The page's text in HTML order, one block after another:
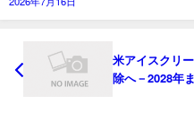
米アイスクリ
除へ－2028年